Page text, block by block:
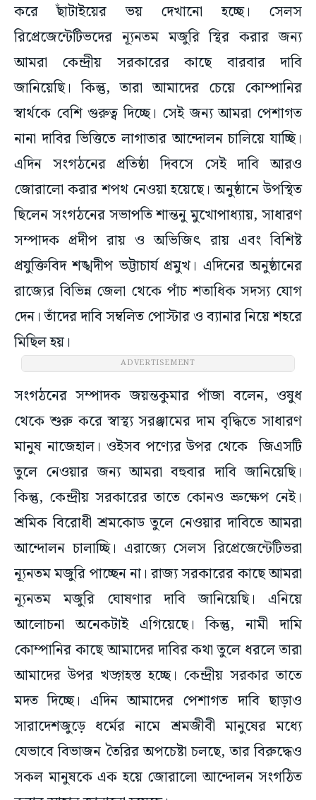
করে ছাঁটাইয়ের ভয় দেখানো হচ্ছে। সেলস
রিপ্রেজেন্টেটিভদের ন্যূনতম মজুরি স্থির করার জন্য
আমরা কেন্দ্রীয় সরকারের কাছে বারবার দাবি
জানিয়েছি। কিন্তু, তারা আমাদের চেয়ে কোম্পানির
স্বার্থকে বেশি গুরুত্ব দিচ্ছে। সেই জন্য আমরা পেশাগত
নানা দাবির ভিত্তিতে লাগাতার আন্দোলন চালিয়ে যাচ্ছি।
এদিন সংগঠনের প্রতিষ্ঠা দিবসে সেই দাবি আরও
জোরালো করার শপথ নেওয়া হয়েছে। অনুষ্ঠানে উপস্থিত
ছিলেন সংগঠনের সভাপতি শান্তনু মুখোপাধ্যায়, সাধারণ
সম্পাদক প্রদীপ রায় ও অভিজিৎ রায় এবং বিশিষ্ট
প্রযুক্তিবিদ শঙ্খদীপ ভট্টাচার্য প্রমুখ। এদিনের অনুষ্ঠানের
রাজ্যের বিভিন্ন জেলা থেকে পাঁচ শতাধিক সদস্য যোগ
দেন। তাঁদের দাবি সম্বলিত পোস্টার ও ব্যানার নিয়ে শহরে
মিছিল হয়।
ADVERTISEMENT
সংগঠনের সম্পাদক জয়ন্তকুমার পাঁজা বলেন, ওষুধ
থেকে শুরু করে স্বাস্থ্য সরঞ্জামের দাম বৃদ্ধিতে সাধারণ
মানুষ নাজেহাল। ওইসব পণ্যের উপর থেকে জিএসটি
তুলে নেওয়ার জন্য আমরা বহুবার দাবি জানিয়েছি।
কিন্তু, কেন্দ্রীয় সরকারের তাতে কোনও ভ্রুক্ষেপ নেই।
শ্রমিক বিরোধী শ্রমকোড তুলে নেওয়ার দাবিতে আমরা
আন্দোলন চালাচ্ছি। এরাজ্যে সেলস রিপ্রেজেন্টেটিভরা
ন্যূনতম মজুরি পাচ্ছেন না। রাজ্য সরকারের কাছে আমরা
ন্যূনতম মজুরি ঘোষণার দাবি জানিয়েছি। এনিয়ে
আলোচনা অনেকটাই এগিয়েছে। কিন্তু, নামী দামি
কোম্পানির কাছে আমাদের দাবির কথা তুলে ধরলে তারা
আমাদের উপর খড়্গহস্ত হচ্ছে। কেন্দ্রীয় সরকার তাতে
মদত দিচ্ছে। এদিন আমাদের পেশাগত দাবি ছাড়াও
সারাদেশজুড়ে ধর্মের নামে শ্রমজীবী মানুষের মধ্যে
যেভাবে বিভাজন তৈরির অপচেষ্টা চলছে, তার বিরুদ্ধেও
সকল মানুষকে এক হয়ে জোরালো আন্দোলন সংগঠিত